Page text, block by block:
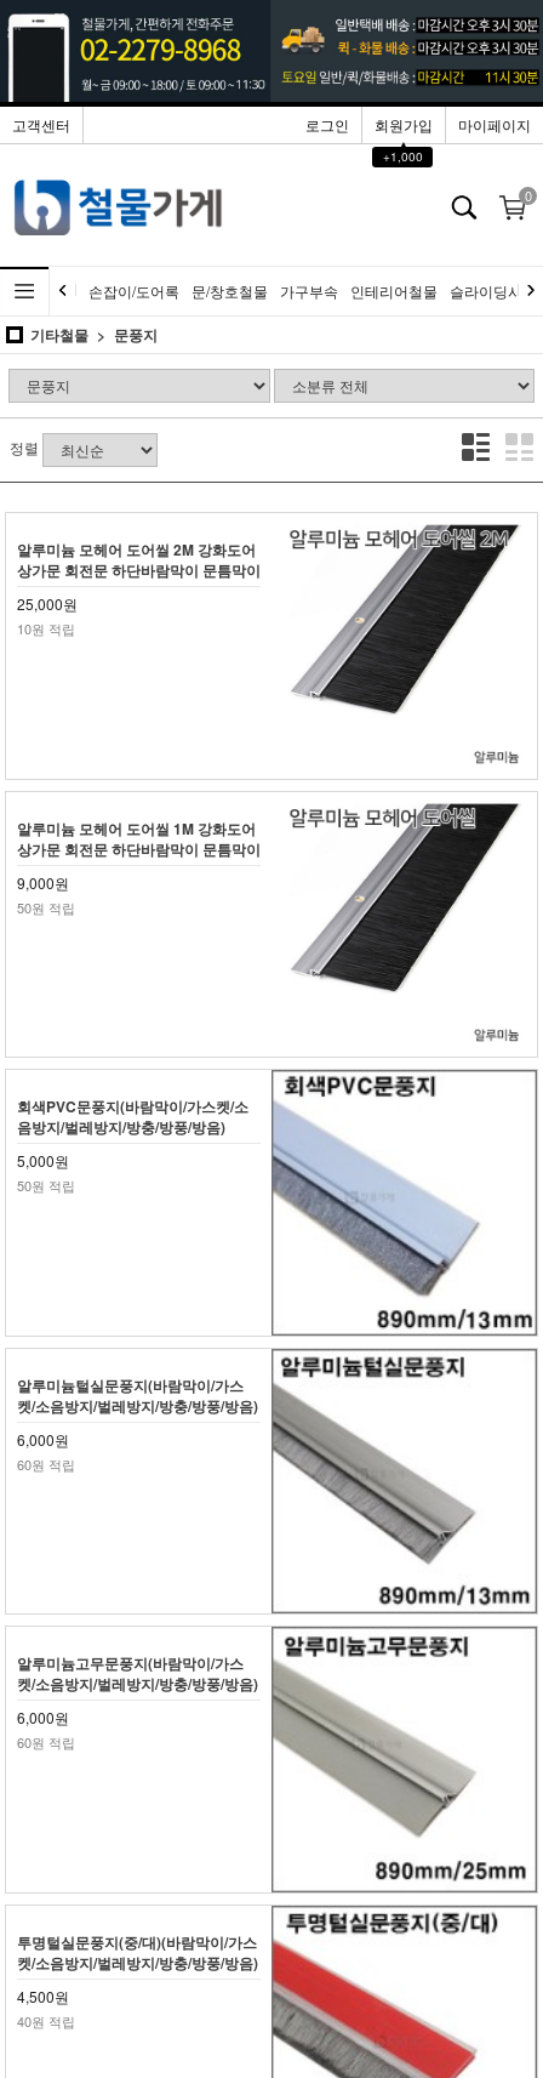
고객센터 로그인
회원가입
▲
+1,000
마이페이지
0
손잡이/도어록 문/창호철물 가구부속 인테리어철물 슬라이딩시스
기타철물 문풍지
정렬
알루미늄 모헤어 도어씰 2M 강화도어
상가문 회전문 하단바람막이 문틈막이
25,000원
10원 적립
알루미늄 모헤어 도어씰 1M 강화도어
상가문 회전문 하단바람막이 문틈막이
9,000원
50원 적립
회색PVC문풍지(바람막이/가스켓/소
음방지/벌레방지/방충/방풍/방음)
5,000원
50원 적립
알루미늄털실문풍지(바람막이/가스
켓/소음방지/벌레방지/방충/방풍/방음)
6,000원
60원 적립
알루미늄고무문풍지(바람막이/가스
켓/소음방지/벌레방지/방충/방풍/방음)
6,000원
60원 적립
투명털실문풍지(중/대)(바람막이/가스
켓/소음방지/벌레방지/방충/방풍/방음)
4,500원
40원 적립